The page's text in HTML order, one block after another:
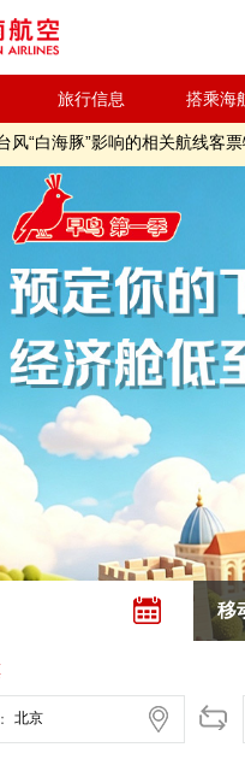
旅行信息 搭乘海
飞飞乐”周二幸运夜（特别季）
飞飞乐”周二幸运夜（特别季）
以航空公司名义进行欺诈的温馨
控股股份有限公司公告
风“白海豚”影响海南航空国际
风“白海豚”影响的相关航线客
13号台风“白海豚”天气原因影
航空国内航线燃油附加费征收
飞飞乐”周二幸运夜（特别季）
飞飞乐”周二幸运夜（特别季）
以航空公司名义进行欺诈的温馨
控股股份有限公司公告
风“白海豚”影响海南航空国际
风“白海豚”影响的相关航线客
13号台风“白海豚”天气原因影
航空国内航线燃油附加费征收
飞飞乐”周二幸运夜（特别季）
飞飞乐”周二幸运夜（特别季）
以航空公司名义进行欺诈的温
控股股份有限公司公告
风“白海豚”影响海南航空国际
风“白海豚”影响的相关航线客
移